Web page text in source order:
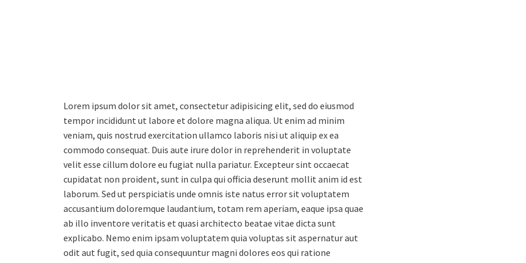
Lorem ipsum dolor sit amet, consectetur adipisicing elit, sed do eiusmod
tempor incididunt ut labore et dolore magna aliqua. Ut enim ad minim
veniam, quis nostrud exercitation ullamco laboris nisi ut aliquip ex ea
commodo consequat. Duis aute irure dolor in reprehenderit in voluptate
velit esse cillum dolore eu fugiat nulla pariatur. Excepteur sint occaecat
cupidatat non proident, sunt in culpa qui officia deserunt mollit anim id est
laborum. Sed ut perspiciatis unde omnis iste natus error sit voluptatem
accusantium doloremque laudantium, totam rem aperiam, eaque ipsa quae
ab illo inventore veritatis et quasi architecto beatae vitae dicta sunt
explicabo. Nemo enim ipsam voluptatem quia voluptas sit aspernatur aut
odit aut fugit, sed quia consequuntur magni dolores eos qui ratione